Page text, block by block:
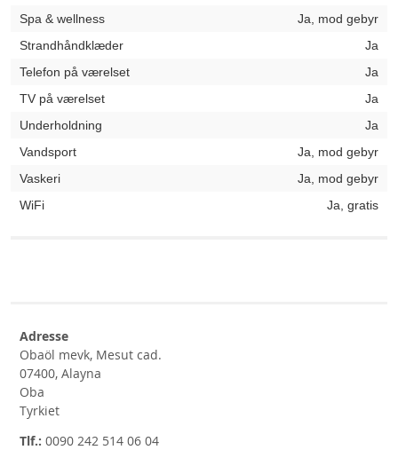
Spa & wellness
Ja, mod gebyr
Strandhåndklæder
Ja
Telefon på værelset
Ja
TV på værelset
Ja
Underholdning
Ja
Vandsport
Ja, mod gebyr
Vaskeri
Ja, mod gebyr
WiFi
Ja, gratis
Adresse
Obaöl mevk, Mesut cad.
07400, Alayna
Oba
Tyrkiet
Tlf.: 0090 242 514 06 04